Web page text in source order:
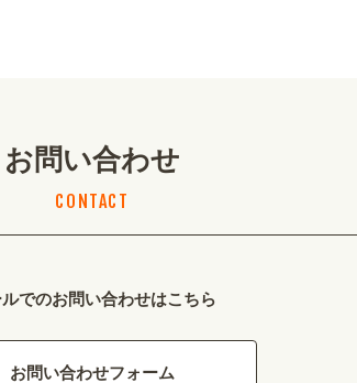
お問い合わせ
CONTACT
ルでのお問い合わせはこちら
お問い合わせフォーム